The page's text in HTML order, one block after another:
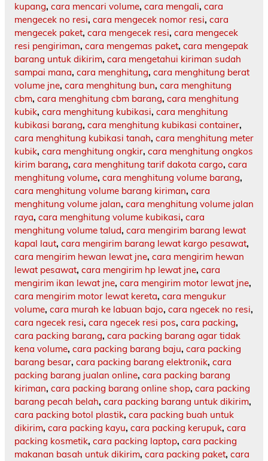
kupang, cara mencari volume, cara mengali, cara
mengecek no resi, cara mengecek nomor resi, cara
mengecek paket, cara mengecek resi, cara mengecek
resi pengiriman, cara mengemas paket, cara mengepak
barang untuk dikirim, cara mengetahui kiriman sudah
sampai mana, cara menghitung, cara menghitung berat
volume jne, cara menghitung bun, cara menghitung
cbm, cara menghitung cbm barang, cara menghitung
kubik, cara menghitung kubikasi, cara menghitung
kubikasi barang, cara menghitung kubikasi container,
cara menghitung kubikasi tanah, cara menghitung meter
kubik, cara menghitung ongkir, cara menghitung ongkos
kirim barang, cara menghitung tarif dakota cargo, cara
menghitung volume, cara menghitung volume barang,
cara menghitung volume barang kiriman, cara
menghitung volume jalan, cara menghitung volume jalan
raya, cara menghitung volume kubikasi, cara
menghitung volume talud, cara mengirim barang lewat
kapal laut, cara mengirim barang lewat kargo pesawat,
cara mengirim hewan lewat jne, cara mengirim hewan
lewat pesawat, cara mengirim hp lewat jne, cara
mengirim ikan lewat jne, cara mengirim motor lewat jne,
cara mengirim motor lewat kereta, cara mengukur
volume, cara murah ke labuan bajo, cara ngecek no resi,
cara ngecek resi, cara ngecek resi pos, cara packing,
cara packing barang, cara packing barang agar tidak
kena volume, cara packing barang baju, cara packing
barang besar, cara packing barang elektronik, cara
packing barang jualan online, cara packing barang
kiriman, cara packing barang online shop, cara packing
barang pecah belah, cara packing barang untuk dikirim,
cara packing botol plastik, cara packing buah untuk
dikirim, cara packing kayu, cara packing kerupuk, cara
packing kosmetik, cara packing laptop, cara packing
makanan basah untuk dikirim, cara packing paket, cara